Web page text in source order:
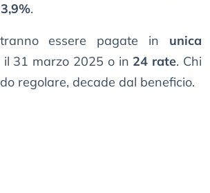
.
essere pagate in unica
il 31 marzo 2025 o in 24 rate. Chi
regolare, decade dal beneficio.